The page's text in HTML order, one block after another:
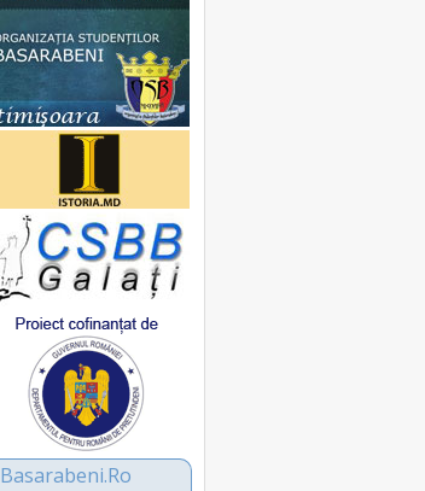
Basarabeni.Ro